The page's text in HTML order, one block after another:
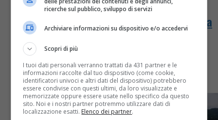
Lavori in corso, da lunedì in corso Pella
(fino al 10 marzo) e via Duomo (fino al
18)
Per conto di E-Distribuzione Elecnor
ricerche sul pubblico, sviluppo di servizi
Archiviare informazioni su dispositivo e/o accedervi
Scopri di più
I tuoi dati personali verranno trattati da 431 partner e le
informazioni raccolte dal tuo dispositivo (come cookie,
identificatori univoci e altri dati del dispositivo) potrebbero
essere condivise con questi ultimi, da loro visualizzate e
memorizzate oppure essere usate nello specifico da questo
sito. Noi e i nostri partner potremmo utilizzare dati di
localizzazione esatti. Elenco dei partner.